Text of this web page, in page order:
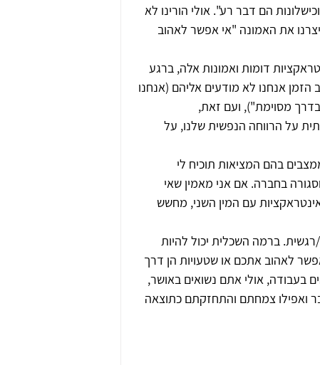
הם דבר רע". אולי הורינו לא
את האמונה "אי אפשר לאהוב
דומות ואמונות אלה, ברגע
אנחנו לא מודעים אליהם (אנחנו
מסוימת"), ועם זאת,
על הרווחה הנפשית שלנו, על
בהם המציאות תוכיח לי
בחברה. אם אני מאמין שאי
עם המין השני, מחשש
רגשית. ברמה השכלית יכול להיות
לאהוב אתכם או שטעויות הן דרך
בעבודה, אולי אתם נשואים באושר,
ואפילו צמחתם והתחזקתם כתוצאה